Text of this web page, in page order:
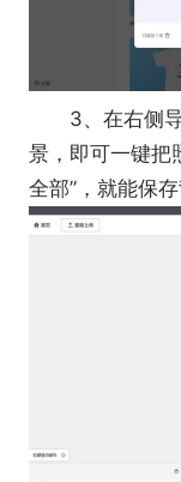
3、在右侧导
景，即可一键把
全部”，就能保